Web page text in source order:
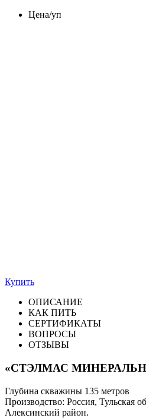
Цена/уп
Купить
ОПИСАНИЕ
КАК ПИТЬ
СЕРТИФИКАТЫ
ВОПРОСЫ
ОТЗЫВЫ
«СТЭЛМАС
Глубина скважины 135 метров
Производство: Россия, Тульская
Алексинский район.